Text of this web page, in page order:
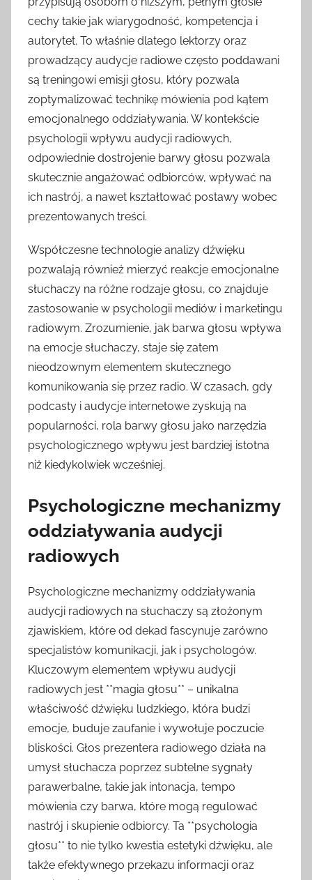
cechy takie jak wiarygodność, kompetencja i
autorytet. To właśnie dlatego lektorzy oraz
prowadzący audycje radiowe często poddawani
są treningowi emisji głosu, który pozwala
zoptymalizować technikę mówienia pod kątem
emocjonalnego oddziaływania. W kontekście
psychologii wpływu audycji radiowych,
odpowiednie dostrojenie barwy głosu pozwala
skutecznie angażować odbiorców, wpływać na
ich nastrój, a nawet kształtować postawy wobec
prezentowanych treści.
Współczesne technologie analizy dźwięku
pozwalają również mierzyć reakcje emocjonalne
słuchaczy na różne rodzaje głosu, co znajduje
zastosowanie w psychologii mediów i marketingu
radiowym. Zrozumienie, jak barwa głosu wpływa
na emocje słuchaczy, staje się zatem
nieodzownym elementem skutecznego
komunikowania się przez radio. W czasach, gdy
podcasty i audycje internetowe zyskują na
popularności, rola barwy głosu jako narzędzia
psychologicznego wpływu jest bardziej istotna
niż kiedykolwiek wcześniej.
Psychologiczne mechanizmy
oddziaływania audycji
radiowych
Psychologiczne mechanizmy oddziaływania
audycji radiowych na słuchaczy są złożonym
zjawiskiem, które od dekad fascynuje zarówno
specjalistów komunikacji, jak i psychologów.
Kluczowym elementem wpływu audycji
radiowych jest **magia głosu** – unikalna
właściwość dźwięku ludzkiego, która budzi
emocje, buduje zaufanie i wywołuje poczucie
bliskości. Głos prezentera radiowego działa na
umysł słuchacza poprzez subtelne sygnały
parawerbalne, takie jak intonacja, tempo
mówienia czy barwa, które mogą regulować
nastrój i skupienie odbiorcy. Ta **psychologia
głosu** to nie tylko kwestia estetyki dźwięku, ale
także efektywnego przekazu informacji oraz